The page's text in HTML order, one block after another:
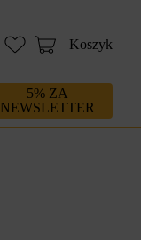
Koszyk
5% ZA
NEWSLETTER